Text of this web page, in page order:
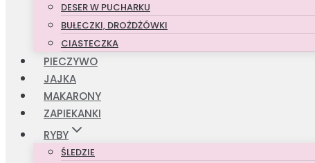
DESER W PUCHARKU
BUŁECZKI, DROŻDŻÓWKI
CIASTECZKA
PIECZYWO
JAJKA
MAKARONY
ZAPIEKANKI
RYBY
ŚLEDZIE